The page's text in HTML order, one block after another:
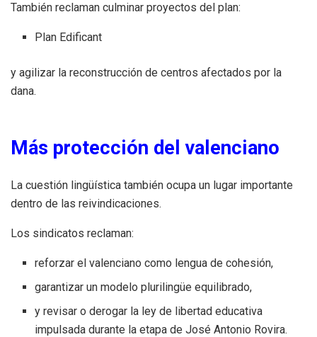
También reclaman culminar proyectos del plan:
Plan Edificant
y agilizar la reconstrucción de centros afectados por la
dana.
Más protección del valenciano
La cuestión lingüística también ocupa un lugar importante
dentro de las reivindicaciones.
Los sindicatos reclaman:
reforzar el valenciano como lengua de cohesión,
garantizar un modelo plurilingüe equilibrado,
y revisar o derogar la ley de libertad educativa
impulsada durante la etapa de José Antonio Rovira.